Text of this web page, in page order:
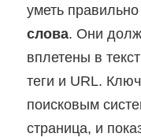
уметь
слова. Они
вплетены в
теги и URL.
поисковым
страница, и